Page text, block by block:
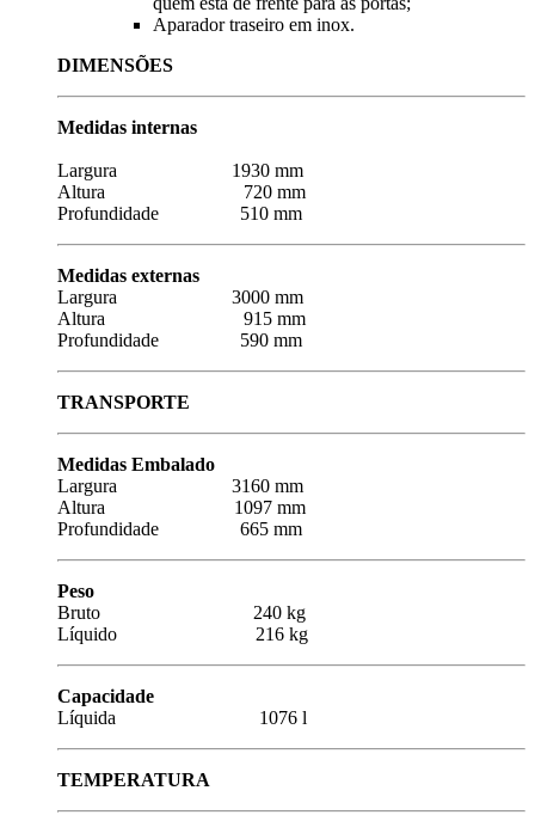
Aparador traseiro em inox.
DIMENSÕES
Medidas internas
Largura 1930 mm
Altura 720 mm
Profundidade 510 mm
Medidas externas
Largura 3000 mm
Altura 915 mm
Profundidade 590 mm
TRANSPORTE
Medidas Embalado
Largura 3160 mm
Altura 1097 mm
Profundidade 665 mm
Peso
Bruto 240 kg
Líquido 216 kg
Capacidade
Líquida 1076 l
TEMPERATURA